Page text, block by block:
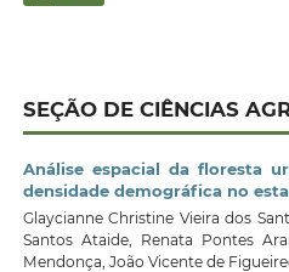
SEÇÃO DE CIÊNCIAS
Análise espacial da floresta
densidade demográfica no
Glaycianne Christine Vieira dos
Santos Ataide, Renata Pontes
Mendonça, João Vicente de